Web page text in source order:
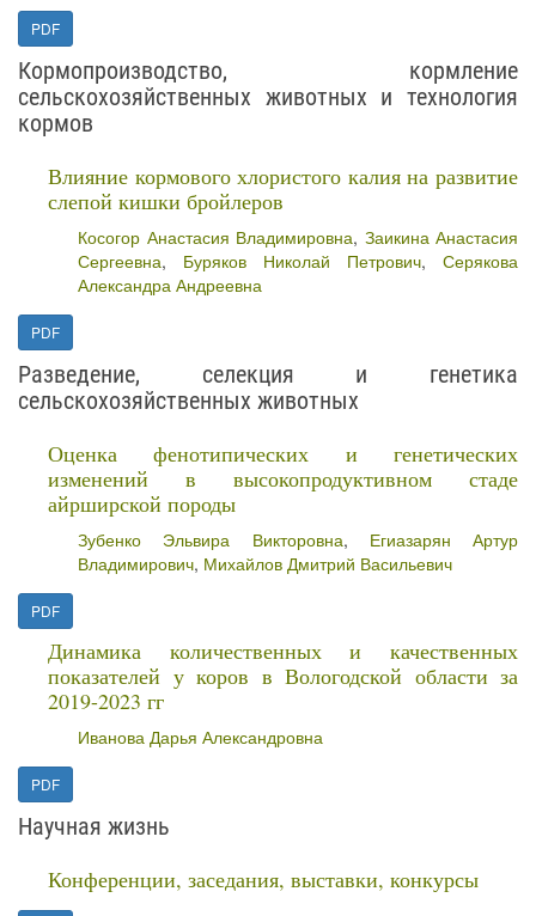
PDF
Кормопроизводство, кормление
сельскохозяйственных животных и технология
кормов
Влияние кормового хлористого калия на развитие
слепой кишки бройлеров
Косогор Анастасия Владимировна, Заикина Анастасия
Сергеевна, Буряков Николай Петрович, Серякова
Александра Андреевна
PDF
Разведение, селекция и генетика
сельскохозяйственных животных
Оценка фенотипических и генетических
изменений в высокопродуктивном стаде
айрширской породы
Зубенко Эльвира Викторовна, Егиазарян Артур
Владимирович, Михайлов Дмитрий Васильевич
PDF
Динамика количественных и качественных
показателей у коров в Вологодской области за
2019-2023 гг
Иванова Дарья Александровна
PDF
Научная жизнь
Конференции, заседания, выставки, конкурсы